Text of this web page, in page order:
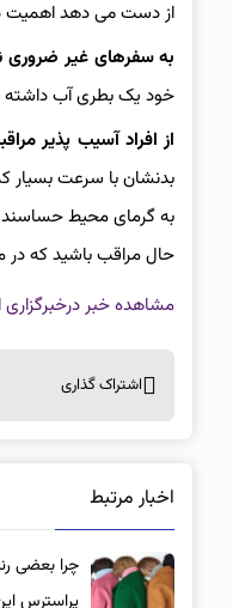
از دست می دهد ‌اهمیت
به سفرهای غیر ضروری
خود یک بطری آب داشته
از افراد آسیب پذیر
بدنشان با سرعت بسیار
به گرمای محیط حساسند
حال مراقب باشید که
مشاهده خبر درخبرگزاری
اشتراک گذاری
اخبار مرتبط
چرا بعضی
پراسترس